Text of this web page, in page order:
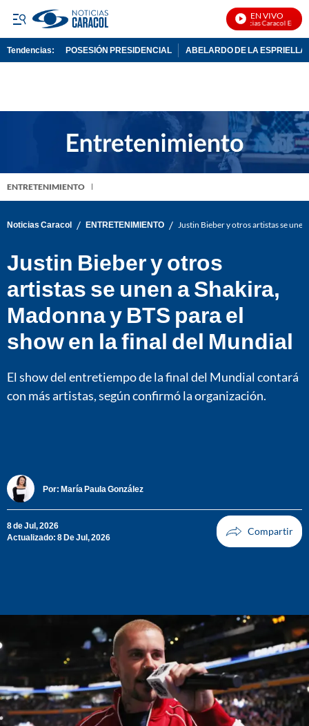
EN VIVO
Noticias Caracol En Vivo
Tendencias: POSESIÓN PRESIDENCIAL ABELARDO DE LA ESPRIELLA
ENTRETENIMIENTO
Noticias Caracol / ENTRETENIMIENTO / Justin Bieber y otros artistas se
Justin Bieber y otros
artistas se unen a Shakira,
Madonna y BTS para el
show en la final del Mundial
El show del entretiempo de la final del Mundial contará
con más artistas, según confirmó la organización.
Por: María Paula González
8 de Jul, 2026
Actualizado: 8 De Jul, 2026